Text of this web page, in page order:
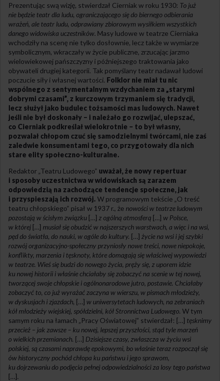
Prezentując swą wizję, stwierdzał Cierniak w roku 1930: To już
nie będzie teatr dla ludu, ograniczającego się do biernego odbierania
wrażeń, ale teatr ludu, odprawiany zbiorowym wysiłkiem wszystkich
danego widowiska uczestników. Masy ludowe w teatrze Cierniaka
wchodziły na scenę nie tylko dosłownie, lecz także w wymiarze
symbolicznym, wkraczały w życie publiczne, zrzucając jarzmo
wielowiekowej pańszczyzny i późniejszego traktowania jako
obywateli drugiej kategorii. Tak pomyślany teatr nadawał ludowi
poczucie siły i własnej wartości. Folklor nie miał tu nic
wspólnego z sentymentalnym wzdychaniem za „starymi
dobrymi czasami”, z kurczowym trzymaniem się tradycji,
lecz służył jako budulec tożsamości mas ludowych. Nawet
jeśli nie był doskonały – i należało go rozwijać, ulepszać,
co Cierniak podkreślał wielokrotnie – to był własny,
pozwalał chłopom czuć się samodzielnymi twórcami, nie zaś
zaledwie konsumentami tego, co przygotowały dla nich
stare elity społeczno-kulturalne.
Redaktor „Teatru Ludowego” uważał, że nowy repertuar
i sposoby uczestnictwa w widowiskach są zarazem
odpowiedzią na zachodzące tendencje społeczne, jak
i przyspieszają ich rozwój. W programowym tekście „O treść
teatru chłopskiego” pisał w 1937 r., że nowości w teatrze ludowym
pozostają w ścisłym związku […] z ogólną atmosferą […] w Polsce,
w której […] musiał się obudzić w najszerszych warstwach, a więc i na wsi,
pęd do światła, do nauki, w ogóle do kultury. […] życie na wsi i jej szybki
rozwój organizacyjno-społeczny przyniosły nowe treści, nowe niepokoje,
konflikty, marzenia i tęsknoty, które domagają się właściwej wypowiedzi
w teatrze. Wieś się budzi do nowego życia, pręży się, z uporem idzie
ku nowej historii i właśnie chciałaby się zobaczyć na scenie w tej nowej,
tworzącej swoje chłopskie i ogólnonarodowe jutro, postawie. Chciałaby
zobaczyć to, co już wyrażać zaczyna w wierszu, w pismach młodzieży,
w dyskusjach i zjazdach, […] w uniwersytetach ludowych, na zebraniach
kół młodzieży wiejskiej, spółdzielni, kół Stronnictwa Ludowego. W tym
samym roku na łamach „Pracy Oświatowej” stwierdzał: […] tęsknimy
przecież – jak zawsze – ku nowej, lepszej przyszłości, stąd tyle marzeń
o wielkich przemianach. […] Dzisiejsze czasy, zwłaszcza w życiu wsi
polskiej, są czasami naprawdę epokowymi, bo właśnie teraz rozpoczął się
ów historyczny pochód chłopa ku państwu i jego sprawom,
ku dojrzewaniu do podjęcia pełnej odpowiedzialności za losy tego państwa
[…].